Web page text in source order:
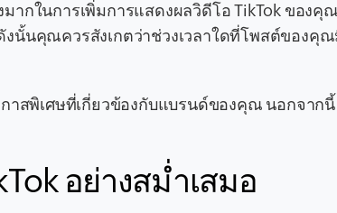
ากในการเพิ่มการแสดงผลวิดีโอ TikTok ของ
นั้นคุณควรสังเกตว่าช่วงเวลาใดที่โพสต์ของคุ
าสพิเศษที่เกี่ยวข้องกับแบรนด์ของคุณ นอกจาก
อย่างสม่ำเสมอ